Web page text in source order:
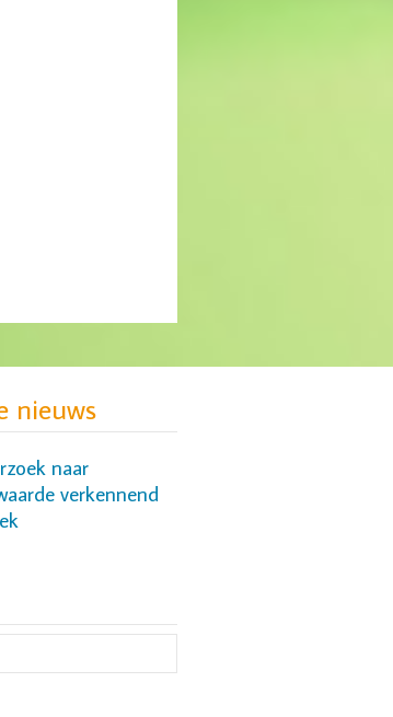
nieuws
gebrek aan
naar
verkennend
naar slaap- en
problemen bij